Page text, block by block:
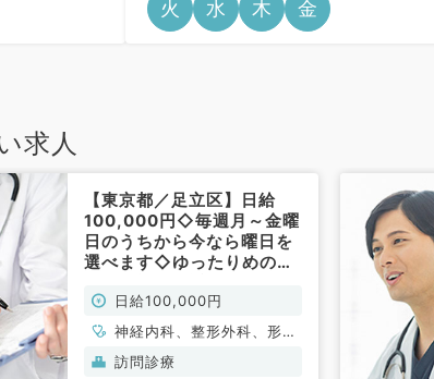
火 水 木 金
求人
【東京都／足立区】日給
100,000円◇毎週月～金曜
日のうちから今なら曜日を
選べます◇ゆったりめの勤
です（内科系・外科系／非
常勤）
日給100,000円
神経内科、整形外科、形成
外科、脳神経外科、呼吸器
外科、心臓血管外科、泌尿
訪問診療